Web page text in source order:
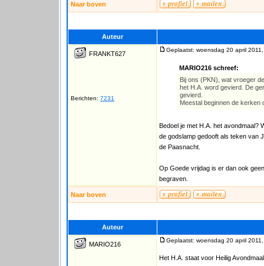
Naar boven
Auteur
FRANKT627
Berichten: 7231
Geplaatst: woensdag 20 april
MARIO216 schreef:
Bij ons (PKN), wat vroeger
het H.A. word gevierd. De
gevierd.
Meestal beginnen de kerken
Bedoel je met H.A. het avondmaal?
de godslamp gedooft als teken van
de Paasnacht.
Op Goede vrijdag is er dan ook
begraven.
Naar boven
Auteur
MARIO216
Geplaatst: woensdag 20 april
Het H.A. staat voor Heilig